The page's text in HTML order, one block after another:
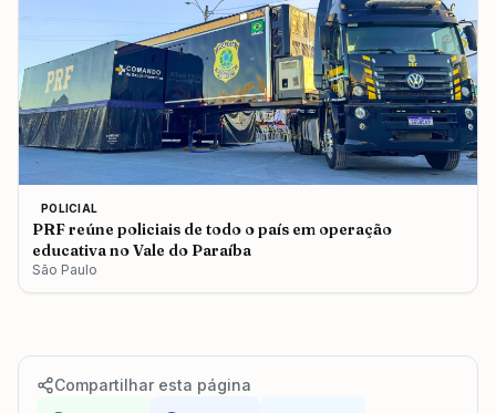
POLICIAL
PRF reúne policiais de todo o país em operação
educativa no Vale do Paraíba
São Paulo
Compartilhar esta página